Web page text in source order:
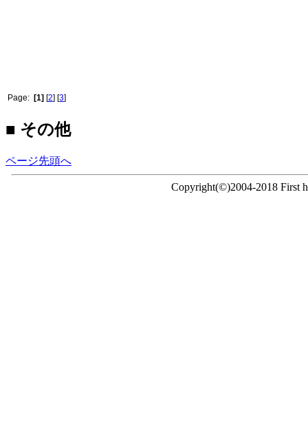
Page: [1] [2] [3]
■ その他
ページ先頭へ
Copyright(©)2004-2018 First